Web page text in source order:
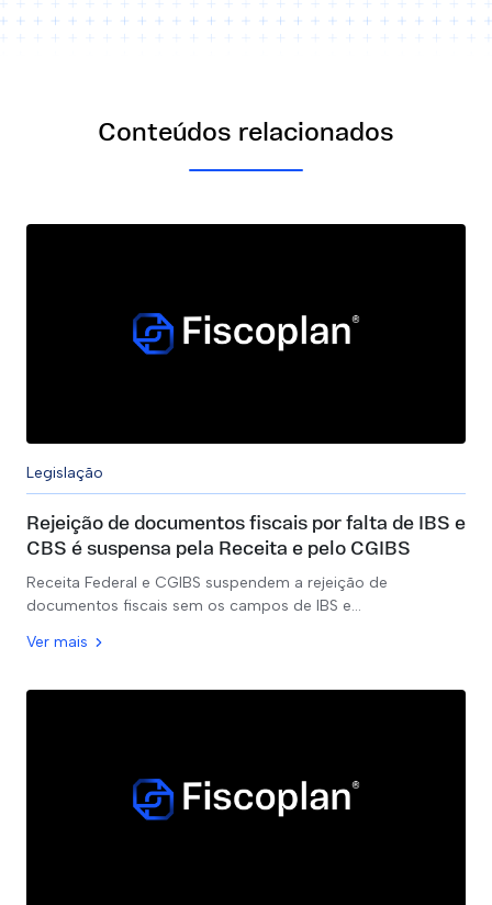
Conteúdos relacionados
Legislação
Rejeição de documentos fiscais por falta de IBS e
CBS é suspensa pela Receita e pelo CGIBS
Receita Federal e CGIBS suspendem a rejeição de
documentos fiscais sem os campos de IBS e…
Ver mais